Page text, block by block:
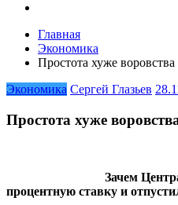
Главная
Экономика
Простота хуже воровства
Экономика Сергей Глазьев
Простота хуже
Зачем
процентную ставку и